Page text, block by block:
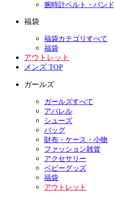
腕時計ベルト・バンド
福袋
福袋カテゴリすべて
福袋
アウトレット
メンズ TOP
ガールズ
ガールズすべて
アパレル
シューズ
バッグ
財布・ケース・小物
ファッション雑貨
アクセサリー
ベビーグッズ
福袋
アウトレット